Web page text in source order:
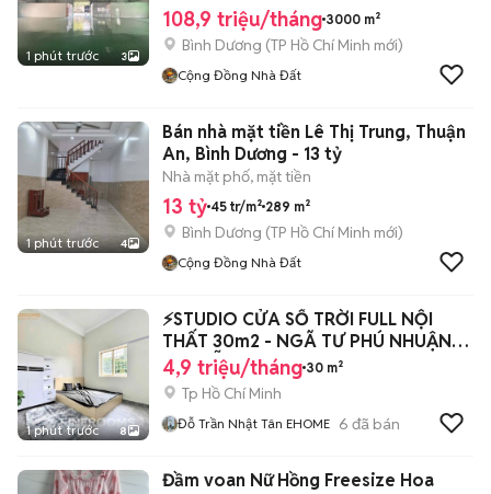
1 phút trước 3
108,9 triệu/tháng 3000 m²
Bình Dương (TP Hồ Chí Minh mới)
Cộng Đồng Nhà Đất
1 phút trước 4
Bán nhà mặt tiền Lê Thị Trung, Thuận
An, Bình Dương - 13 tỷ
Nhà mặt phố, mặt tiền
13 tỷ 45 tr/m² 289 m²
Bình Dương (TP Hồ Chí Minh mới)
Cộng Đồng Nhà Đất
1 phút trước 8
⚡️STUDIO CỬA SỔ TRỜI FULL NỘI
THẤT 30m2 - NGÃ TƯ PHÚ NHUẬN
NGUYỄN KIỆM
4,9 triệu/tháng 30 m²
Tp Hồ Chí Minh
Đỗ Trần Nhật Tân EHOME 6 đã bán
Đầm voan Nữ Hồng Freesize Hoa